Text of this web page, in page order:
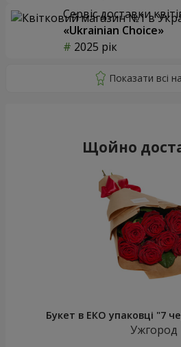
Сервіс доставки
«Ukrainian Choice»
2025 рік
Щойно
Букет в ЕКО упаковці "7
Ужгород